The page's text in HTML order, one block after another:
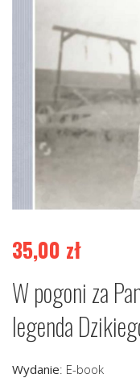
35,00 zł
W pogoni za
legenda
Wydanie: E-book